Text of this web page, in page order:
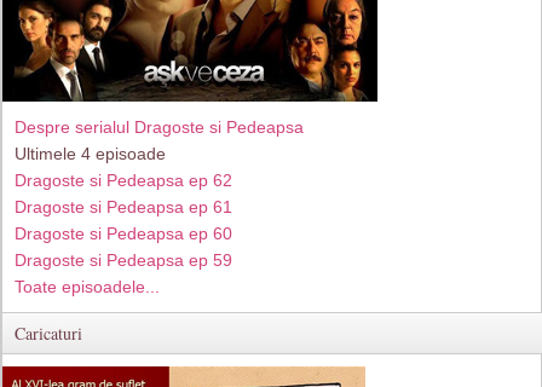
Despre serialul Dragoste si Pedeapsa
Ultimele 4 episoade
Dragoste si Pedeapsa ep 62
Dragoste si Pedeapsa ep 61
Dragoste si Pedeapsa ep 60
Dragoste si Pedeapsa ep 59
Toate episoadele...
Caricaturi